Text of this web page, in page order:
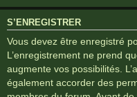
S’ENREGISTRER
Vous devez être enregistré
L’enregistrement ne prend
augmente vos possibilités.
également accorder des